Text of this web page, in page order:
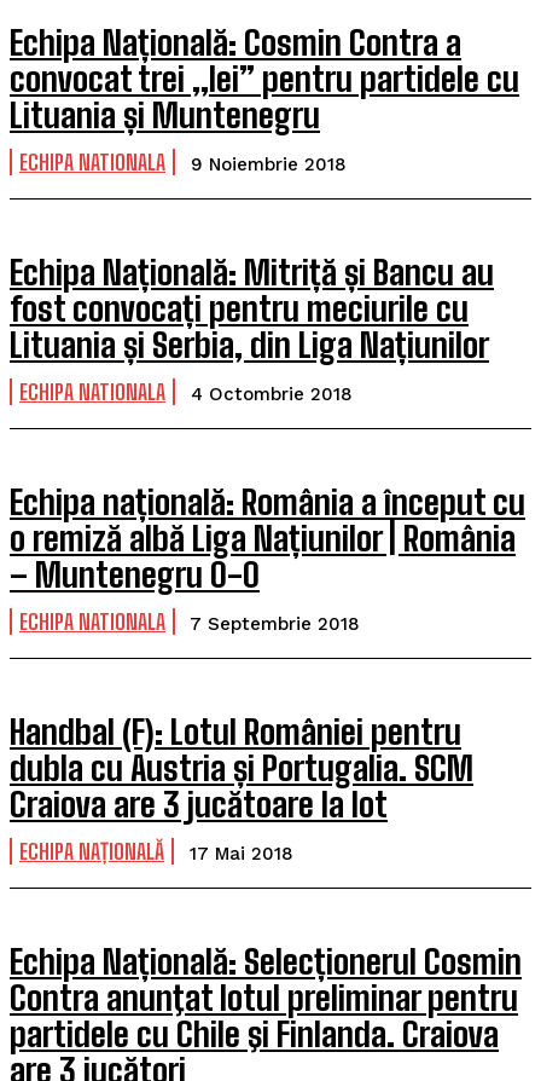
Echipa Națională: Cosmin Contra a
convocat trei „lei” pentru partidele cu
Lituania și Muntenegru
ECHIPA NATIONALA 9 Noiembrie 2018
Echipa Națională: Mitriță și Bancu au
fost convocați pentru meciurile cu
Lituania și Serbia, din Liga Națiunilor
ECHIPA NATIONALA 4 Octombrie 2018
Echipa națională: România a început cu
o remiză albă Liga Națiunilor | România
– Muntenegru 0-0
ECHIPA NATIONALA 7 Septembrie 2018
Handbal (F): Lotul României pentru
dubla cu Austria și Portugalia. SCM
Craiova are 3 jucătoare la lot
ECHIPA NAȚIONALĂ 17 Mai 2018
Echipa Națională: Selecționerul Cosmin
Contra anunţat lotul preliminar pentru
partidele cu Chile şi Finlanda. Craiova
are 3 jucători